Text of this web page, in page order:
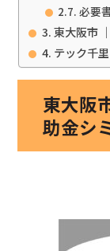
必要
東大阪市
テック千
東大阪
助金シ